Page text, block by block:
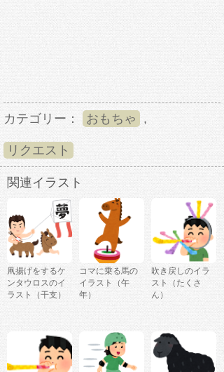
カテゴリー： おもちゃ ,
リクエスト
関連イラスト
凧揚げをするケ
ンタウロスのイ
ラスト（干支）
コマに乗る馬の
イラスト（午
年）
吹き戻しのイラ
スト（たくさ
ん）